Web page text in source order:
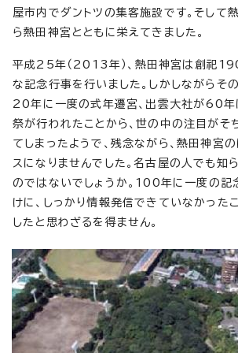
屋市内でダントツの集客施設です。そして
ら熱田神宮とともに栄えてきました。
平成25年（2013年）、熱田神宮は創祀
な記念行事を行いました。しかしながらそ
20年に一度の式年遷宮、出雲大社が60年
祭が行われたことから、世の中の注目がそ
てしまったようで、残念ながら、熱田神宮
スになりませんでした。名古屋の人でも知
のではないでしょうか。100年に一度の記
けに、しっかり情報発信できていなかった
したと思わざるを得ません。